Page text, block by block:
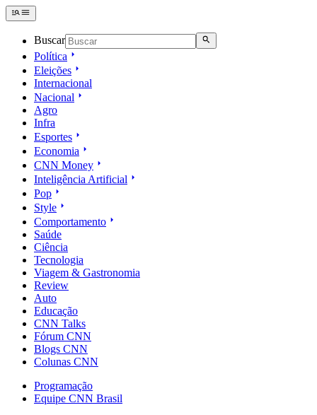
Buscar
Política
Eleições
Internacional
Nacional
Agro
Infra
Esportes
Economia
CNN Money
Inteligência Artificial
Pop
Style
Comportamento
Saúde
Ciência
Tecnologia
Viagem & Gastronomia
Review
Auto
Educação
CNN Talks
Fórum CNN
Blogs CNN
Colunas CNN
Programação
Equipe CNN Brasil